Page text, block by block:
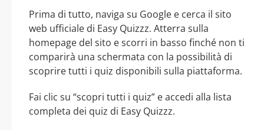
Prima di tutto, naviga su Google e cerca il sito
web ufficiale di Easy Quizzz. Atterra sulla
homepage del sito e scorri in basso finché non ti
comparirà una schermata con la possibilità di
scoprire tutti i quiz disponibili sulla piattaforma.
Fai clic su “scopri tutti i quiz” e accedi alla lista
completa dei quiz di Easy Quizzz.